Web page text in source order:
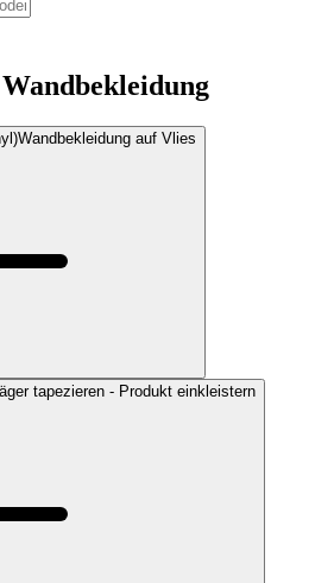
auf Vlies
tapezieren - Produkt einkleistern